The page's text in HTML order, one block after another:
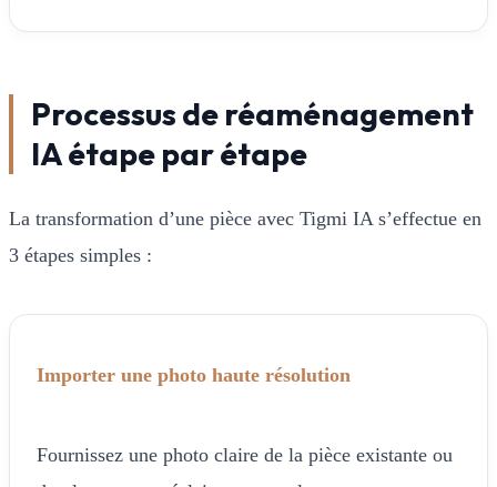
Processus de réaménagement
IA étape par étape
La transformation d’une pièce avec Tigmi IA s’effectue en
3 étapes simples :
Importer une photo haute résolution
Fournissez une photo claire de la pièce existante ou